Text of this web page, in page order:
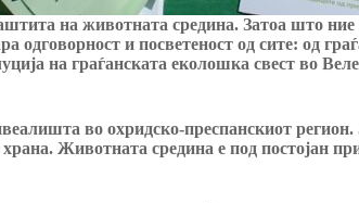
на животната средина. Затоа што
одговорност и посветеност од сите: од
на граѓанската еколошка свест во
во охридско-преспанскиот
Животната средина е под постојан